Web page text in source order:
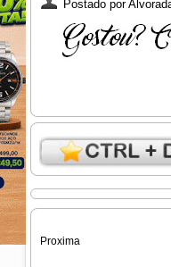
Postado por
Proxima